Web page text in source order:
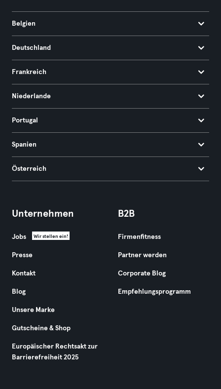
Belgien
Deutschland
Frankreich
Niederlande
Portugal
Spanien
Österreich
Unternehmen
Jobs Wir stellen ein!
Presse
Kontakt
Blog
Unsere Marke
Gutscheine & Shop
Europäischer Rechtsakt zur
Barrierefreiheit 2025
B2B
Firmenfitness
Partner werden
Corporate Blog
Empfehlungsprogramm